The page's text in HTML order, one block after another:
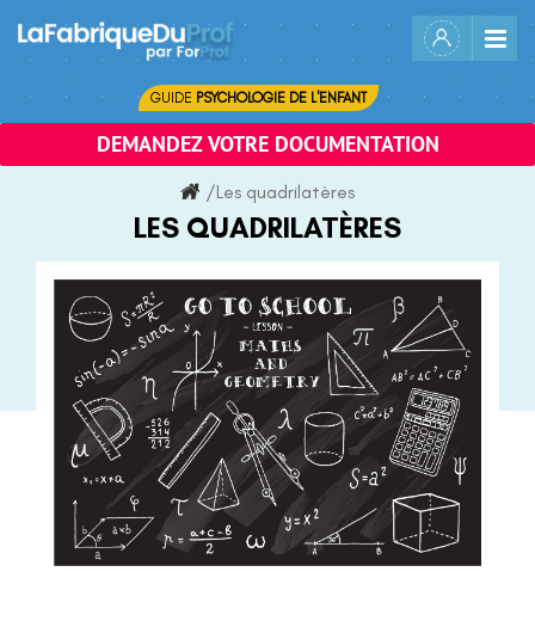
content
GUIDE PSYCHOLOGIE DE L'ENFANT
DEMANDEZ VOTRE DOCUMENTATION
/Les quadrilatères
LES QUADRILATÈRES